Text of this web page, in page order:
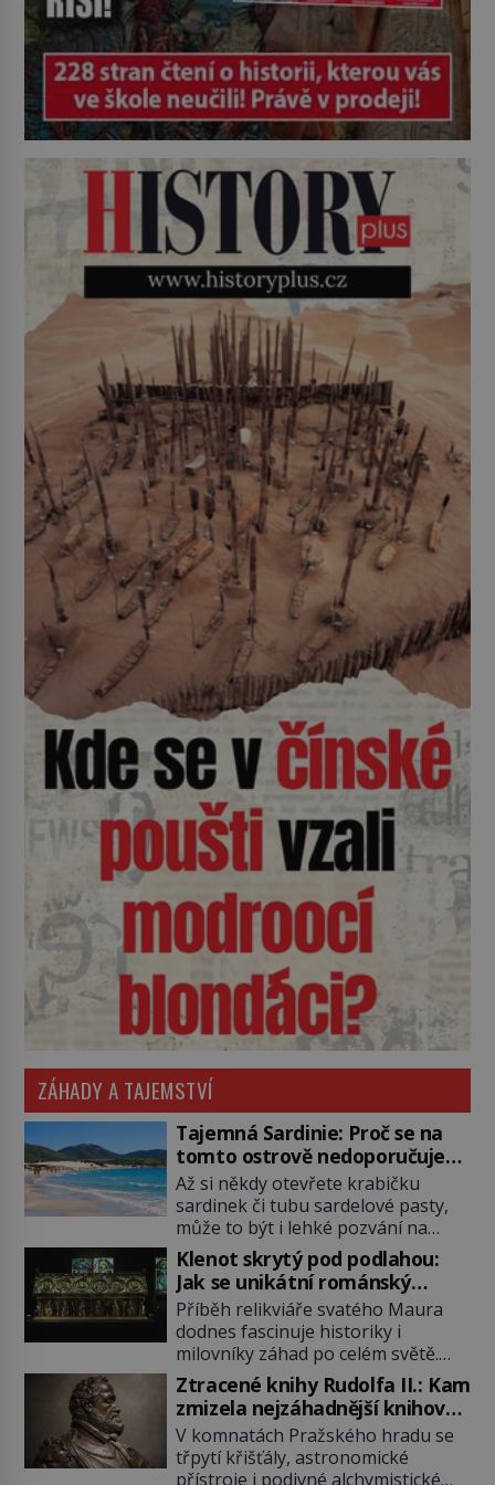
ZÁHADY A TAJEMSTVÍ
Tajemná Sardinie: Proč se na
tomto ostrově nedoporučuje
pytlovat „mořské brambory“?
Až si někdy otevřete krabičku
sardinek či tubu sardelové pasty,
může to být i lehké pozvání na
cestu do srdce Středozemního
moře, na ostrov hrdých Sardů.
Věděli jste, že to byl právě italský
ostrov Sardinie, jenž těmto
produktům moře propůjčil své
jméno. Co dalšího je pro Sardinii
typické a pro Středoevropana
zajímavé? Na mapách má […]
Klenot skrytý pod podlahou:
Jak se unikátní románský
poklad dostal do zapadlého
Bečova?
Příběh relikviáře svatého Maura
dodnes fascinuje historiky i
milovníky záhad po celém světě.
Tato románská zlatnická památka
ze 13. století je po českých
korunovačních klenotech druhým
nejcennějším movitým majetkem v
České republice. Přestože byl
Ztracené knihy Rudolfa II.: Kam
zmizela nejzáhadnější knihovna
Evropy?
V komnatách Pražského hradu se
třpytí křišťály, astronomické
přístroje i podivné alchymistické